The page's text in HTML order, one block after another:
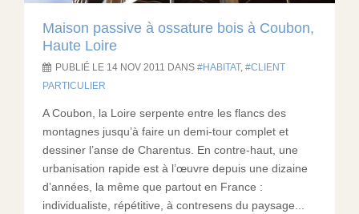
Maison passive à ossature bois à Coubon,
Haute Loire
PUBLIÉ LE 14 NOV 2011 DANS HABITAT,
CLIENT
PARTICULIER
A Coubon, la Loire serpente entre les flancs des
montagnes jusqu’à faire un demi-tour complet et
dessiner l’anse de Charentus. En contre-haut, une
urbanisation rapide est à l’œuvre depuis une dizaine
d’années, la même que partout en France :
individualiste, répétitive, à contresens du paysage...